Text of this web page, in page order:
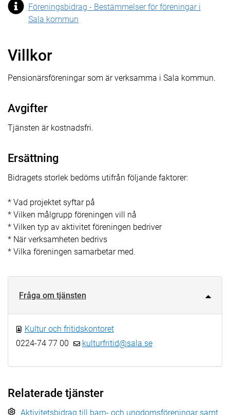
Föreningsbidrag - Bestämmelser för föreningar i
Sala kommun
Villkor
Pensionärsföreningar som är verksamma i Sala kommun.
Avgifter
Tjänsten är kostnadsfri.
Ersättning
Bidragets storlek bedöms utifrån följande faktorer:
* Vad projektet syftar på
* Vilken målgrupp föreningen vill nå
* Vilken typ av aktivitet föreningen bedriver
* När verksamheten bedrivs
* Vilka föreningen samarbetar med.
Fråga om tjänsten
Kultur och fritidskontoret
0224-74 77 00
kulturfritid@sala.se
Relaterade tjänster
Aktivitetsbidrag till barn- och ungdomsföreningar samt